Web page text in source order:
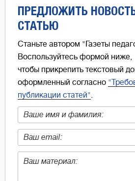
ПРЕДЛОЖИТЬ
СТАТЬЮ
Станьте автором "Газеты
Воспользуйтесь формой ниже,
чтобы прикрепить текстовый
оформленный согласно
публикации статей"